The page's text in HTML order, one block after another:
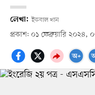
লেখা: ইকবাল খান
প্রকাশ: ০১ ফেব্রুয়ারি ২০২৪,